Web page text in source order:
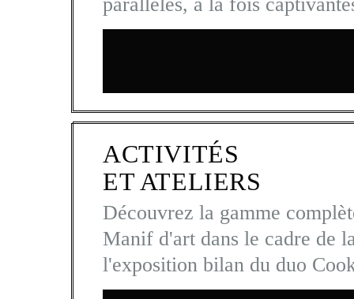
ACTIVITÉS
ET ATELIERS
Découvrez la gamme
Manif d'art dans le cadre de
l'exposition bilan du duo